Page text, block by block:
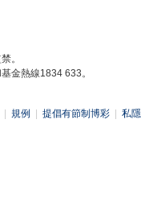
。
金熱線1834 633。
規例 提倡有節制博彩 私